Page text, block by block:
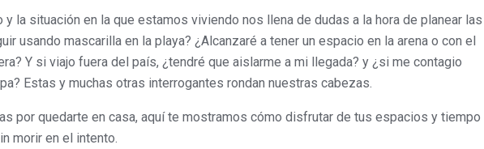
y la situación en la que estamos viviendo nos llena de dudas a la hora de planear las
usando mascarilla en la playa? ¿Alcanzaré a tener un espacio en la arena o con el
Y si viajo fuera del país, ¿tendré que aislarme a mi llegada? y ¿si me contagio
Estas y muchas otras interrogantes rondan nuestras cabezas.
por quedarte en casa, aquí te mostramos cómo disfrutar de tus espacios y tiempo
morir en el intento.